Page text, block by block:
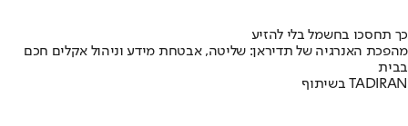
כך תחסכו בחשמל בלי להזיע
מהפכת האנרגיה של תדיראן: שליטה, אבטחת מידע וניהול אקלים חכם
בבית
בשיתוף TADIRAN